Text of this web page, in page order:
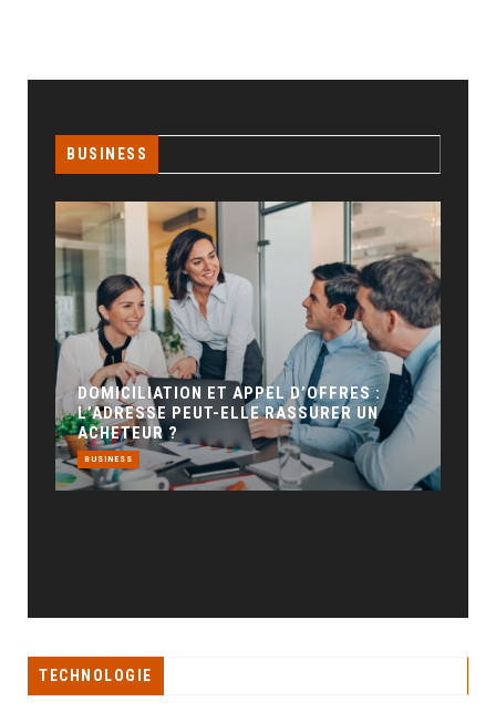
BUSINESS
:
UN
GÉO SEO : UN LEVIER INCONTOURNABLE
POUR LA VISIBILITÉ LOCALE
BUSINESS
TECHNOLOGIE